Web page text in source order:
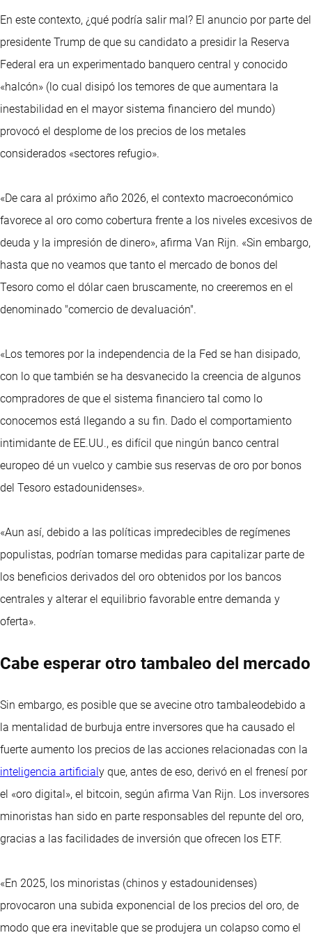
En este contexto, ¿qué podría salir mal? El anuncio por parte del
presidente Trump de que su candidato a presidir la Reserva
Federal era un experimentado banquero central y conocido
«halcón» (lo cual disipó los temores de que aumentara la
inestabilidad en el mayor sistema financiero del mundo)
provocó el desplome de los precios de los metales
considerados «sectores refugio».
«De cara al próximo año 2026, el contexto macroeconómico
favorece al oro como cobertura frente a los niveles excesivos de
deuda y la impresión de dinero», afirma Van Rijn. «Sin embargo,
hasta que no veamos que tanto el mercado de bonos del
Tesoro como el dólar caen bruscamente, no creeremos en el
denominado "comercio de devaluación".
«Los temores por la independencia de la Fed se han disipado,
con lo que también se ha desvanecido la creencia de algunos
compradores de que el sistema financiero tal como lo
conocemos está llegando a su fin. Dado el comportamiento
intimidante de EE.UU., es difícil que ningún banco central
europeo dé un vuelco y cambie sus reservas de oro por bonos
del Tesoro estadounidenses».
«Aun así, debido a las políticas impredecibles de regímenes
populistas, podrían tomarse medidas para capitalizar parte de
los beneficios derivados del oro obtenidos por los bancos
centrales y alterar el equilibrio favorable entre demanda y
oferta».
Cabe esperar otro tambaleo del mercado
Sin embargo, es posible que se avecine otro tambaleodebido a
la mentalidad de burbuja entre inversores que ha causado el
fuerte aumento los precios de las acciones relacionadas con la
inteligencia artificial y que, antes de eso, derivó en el frenesí por
el «oro digital», el bitcoin, según afirma Van Rijn. Los inversores
minoristas han sido en parte responsables del repunte del oro,
gracias a las facilidades de inversión que ofrecen los ETF.
«En 2025, los minoristas (chinos y estadounidenses)
provocaron una subida exponencial de los precios del oro, de
modo que era inevitable que se produjera un colapso como el